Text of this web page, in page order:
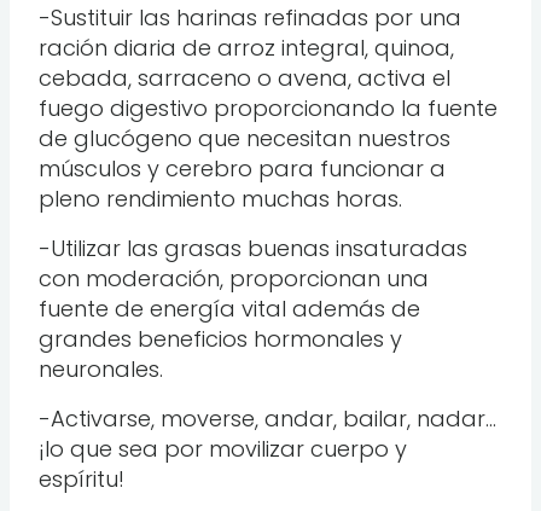
-Sustituir las harinas refinadas por una
ración diaria de arroz integral, quinoa,
cebada, sarraceno o avena, activa el
fuego digestivo proporcionando la fuente
de glucógeno que necesitan nuestros
músculos y cerebro para funcionar a
pleno rendimiento muchas horas.
-Utilizar las grasas buenas insaturadas
con moderación, proporcionan una
fuente de energía vital además de
grandes beneficios hormonales y
neuronales.
-Activarse, moverse, andar, bailar, nadar…
¡lo que sea por movilizar cuerpo y
espíritu!